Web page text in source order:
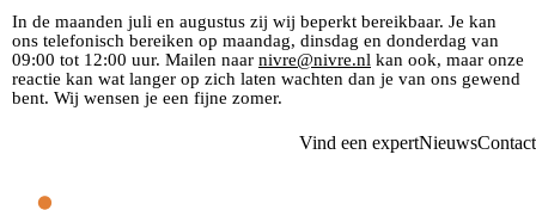
In de maanden juli en augustus zij wij beperkt bereikbaar. Je kan
ons telefonisch bereiken op maandag, dinsdag en donderdag van
09:00 tot 12:00 uur. Mailen naar nivre@nivre.nl kan ook, maar onze
reactie kan wat langer op zich laten wachten dan je van ons gewend
bent. Wij wensen je een fijne zomer.
Vind een expertNieuwsContact